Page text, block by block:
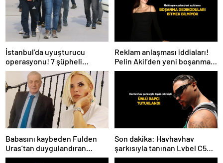
İstanbul’da uyuşturucu
operasyonu! 7 şüpheli
tutuklandı
Reklam anlaşması iddiaları!
Pelin Akil’den yeni boşanma
açıklaması
Babasını kaybeden Fulden
Uras’tan duygulandıran
paylaşım! ‘Nurlarda uyu’
Son dakika: Havhavhav
şarkısıyla tanınan Lvbel C5
tutuklandı